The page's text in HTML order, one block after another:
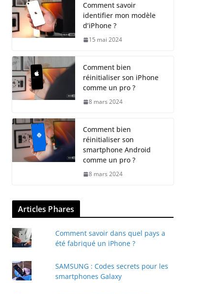
Comment savoir
identifier mon modèle
d’iPhone ?
15 mai 2024
Comment bien
réinitialiser son iPhone
comme un pro ?
8 mars 2024
Comment bien
réinitialiser son
smartphone Android
comme un pro ?
8 mars 2024
Articles Phares
Comment savoir dans quel pays a
été fabriqué un iPhone ?
SAMSUNG : Codes secrets pour les
smartphones Galaxy